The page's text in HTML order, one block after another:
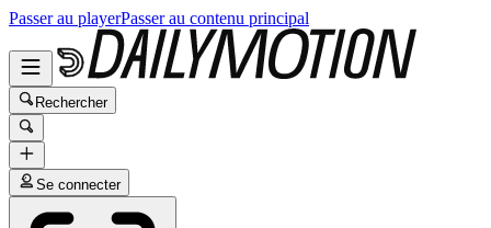
Passer au playerPasser au contenu principal
Rechercher
Se connecter